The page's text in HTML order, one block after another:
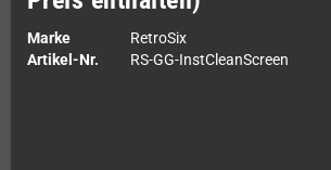
Marke
RetroSix
Artikel-Nr.
RS-GG-InstCleanScreen